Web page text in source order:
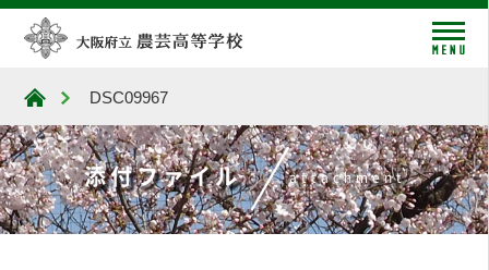
大阪府立農芸高等学校
DSC09967
添付ファイル attachment